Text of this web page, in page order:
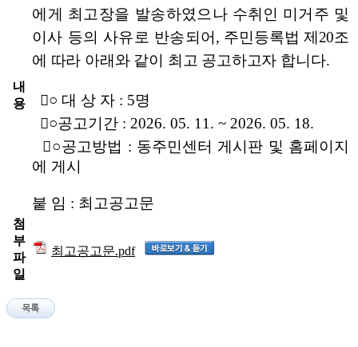
내
용
에게 최고장을 발송하였으나 수취인 미거주 및
이사 등의 사유로 반송되어, 주민등록법 제20조
에 따라 아래와 같이 최고 공고하고자 합니다.
○ 대 상 자 : 5명
○공고기간 : 2026. 05. 11. ~ 2026. 05. 18.
○공고방법 : 동주민센터 게시판 및 홈페이지
에 게시
붙 임 : 최고공고문
첨
부
파
일
최고공고문.pdf